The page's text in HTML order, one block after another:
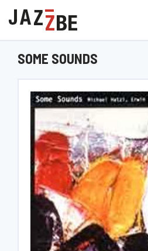
SOME SOUNDS